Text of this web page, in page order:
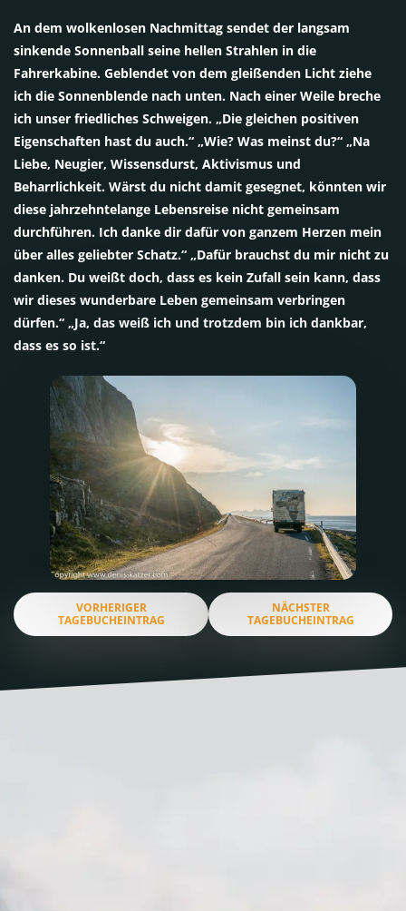
An dem wolkenlosen Nachmittag sendet der langsam
sinkende Sonnenball seine hellen Strahlen in die
Fahrerkabine. Geblendet von dem gleißenden Licht ziehe
ich die Sonnenblende nach unten. Nach einer Weile breche
ich unser friedliches Schweigen. „Die gleichen positiven
Eigenschaften hast du auch.“ „Wie? Was meinst du?“ „Na
Liebe, Neugier, Wissensdurst, Aktivismus und
Beharrlichkeit. Wärst du nicht damit gesegnet, könnten wir
diese jahrzehntelange Lebensreise nicht gemeinsam
durchführen. Ich danke dir dafür von ganzem Herzen mein
über alles geliebter Schatz.“ „Dafür brauchst du mir nicht zu
danken. Du weißt doch, dass es kein Zufall sein kann, dass
wir dieses wunderbare Leben gemeinsam verbringen
dürfen.“ „Ja, das weiß ich und trotzdem bin ich dankbar,
dass es so ist.“
VORHERIGER
TAGEBUCHEINTRAG
NÄCHSTER
TAGEBUCHEINTRAG